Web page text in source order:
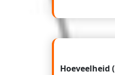
Hoeveelheid